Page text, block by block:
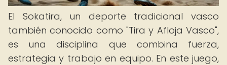
El Sokatira, un deporte tradicional vasco
también conocido como "Tira y Afloja Vasco",
es una disciplina que combina fuerza,
estrategia y trabajo en equipo. En este juego,